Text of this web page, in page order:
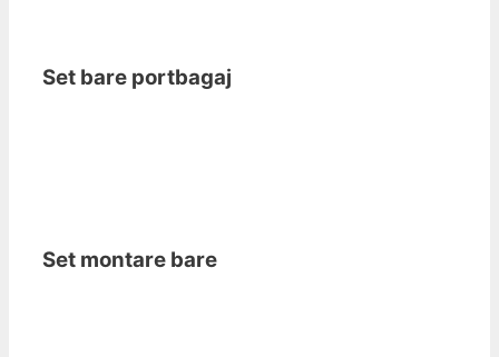
Set bare portbagaj
Set montare bare